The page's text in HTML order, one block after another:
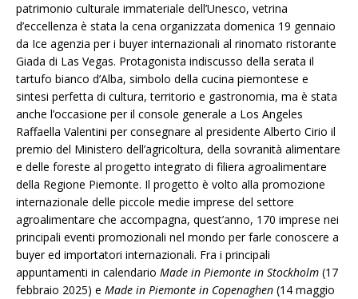
patrimonio culturale immateriale dell’Unesco, vetrina
d’eccellenza è stata la cena organizzata domenica 19 gennaio
da Ice agenzia per i buyer internazionali al rinomato ristorante
Giada di Las Vegas. Protagonista indiscusso della serata il
tartufo bianco d’Alba, simbolo della cucina piemontese e
sintesi perfetta di cultura, territorio e gastronomia, ma è stata
anche l’occasione per il console generale a Los Angeles
Raffaella Valentini per consegnare al presidente Alberto Cirio il
premio del Ministero dell’agricoltura, della sovranità alimentare
e delle foreste al progetto integrato di filiera agroalimentare
della Regione Piemonte. Il progetto è volto alla promozione
internazionale delle piccole medie imprese del settore
agroalimentare che accompagna, quest’anno, 170 imprese nei
principali eventi promozionali nel mondo per farle conoscere a
buyer ed importatori internazionali. Fra i principali
appuntamenti in calendario Made in Piemonte in Stockholm (17
febbraio 2025) e Made in Piemonte in Copenaghen (14 maggio